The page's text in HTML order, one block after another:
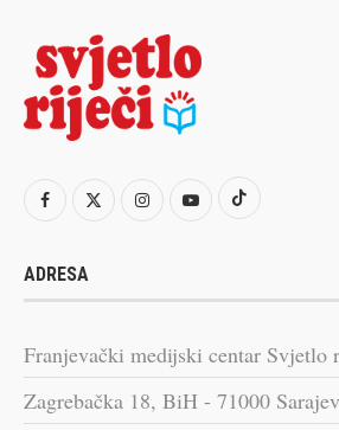
ADRESA
Franjevački medijski centar Svjetlo
Zagrebačka 18, BiH - 71000